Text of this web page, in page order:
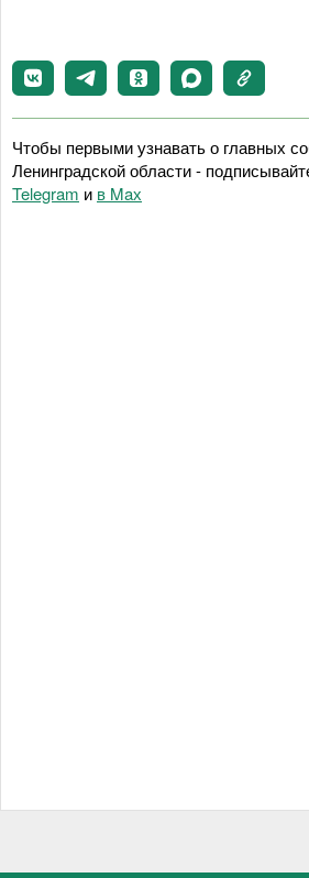
Чтобы первыми узнавать о главных
Ленинградской области -
Telegram и в Maх